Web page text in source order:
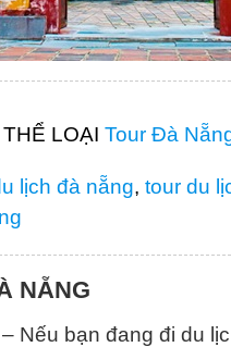
THỂ LOẠITour Đà
lịch đà nẵng, tour du
NẴNG
Nếu bạn đang đi du